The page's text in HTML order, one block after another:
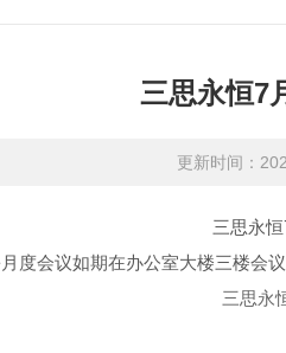
三思永恒7
更新时间：
三思永恒
度会议如期在办公室大楼三楼会